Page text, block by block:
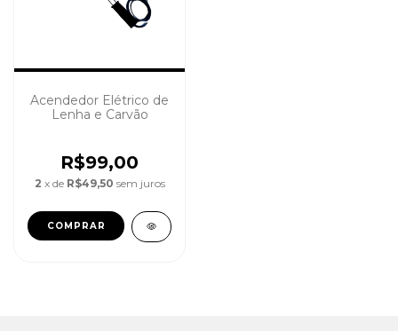
Acendedor Elétrico de
Lenha e Carvão
R$99,00
2 x de R$49,50 sem juros
COMPRAR